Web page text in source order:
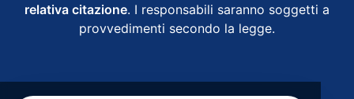
relativa citazione. I responsabili saranno soggetti a
provvedimenti secondo la legge.